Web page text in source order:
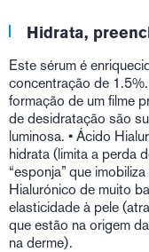
Hidrata,
Este sérum é
concentração de
formação de um filme
de desidratação são
luminosa. • Ácido
hidrata (limita a perda
“esponja” que
Hialurónico de muito
elasticidade à pele
que estão na origem
na derme).